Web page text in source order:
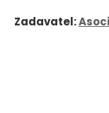
Zadavatel: